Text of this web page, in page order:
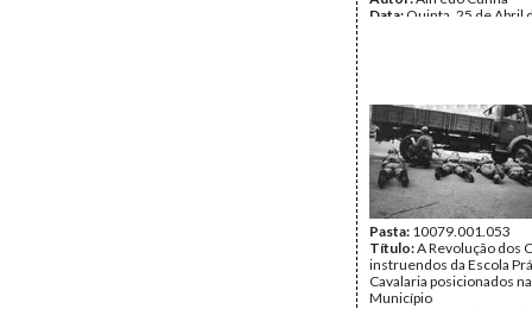
Data: Quinta, 25 de Abril
Pasta: 10079.001.053
Título:A Revolução dos
instruendos da Escola
Cavalaria posicionados
Município